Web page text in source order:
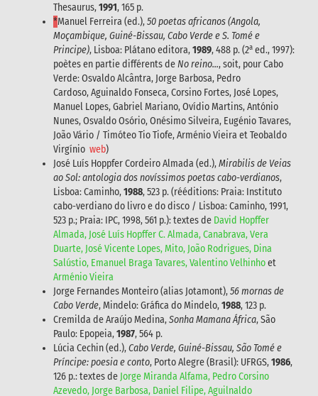
Thesaurus,1991, 165 p.
*Manuel Ferreira (ed.),50 poetas africanos (Angola,
Moçambique, Guiné-Bissau, Cabo Verde e S. Tomé e
Principe), Lisboa: Plátano editora,1989, 488 p. (2a ed., 1997):
poètes en partie différents deNo reino..., soit, pour Cabo
Verde: Osvaldo Alcântra, Jorge Barbosa, Pedro
Cardoso, Aguinaldo Fonseca, Corsino Fortes, José Lopes,
Manuel Lopes, Gabriel Mariano, Ovídio Martins, António
Nunes, Osvaldo Osório, Onésimo Silveira, Eugénio Tavares,
João Vário / Timóteo Tio Tiofe, Arménio Vieira et Teobaldo
Virgínio web)
José Luís Hoppfer Cordeiro Almada (ed.),Mirabilis de Veias
ao Sol: antologia dos novíssimos poetas cabo-verdianos,
Lisboa: Caminho,1988, 523 p. (rééditions: Praia: Instituto
cabo-verdiano do livro e do disco / Lisboa: Caminho, 1991,
523 p.; Praia: IPC, 1998, 561 p.): textes de David Hopffer
Almada, José Luís Hopffer C. Almada, Canabrava, Vera
Duarte, José Vicente Lopes, Mito, João Rodrigues, Dina
Salústio, Emanuel Braga Tavares, Valentino Velhinhoet
Arménio Vieira
Jorge Fernandes Monteiro (alias Jotamont),56 mornas de
Cabo Verde, Mindelo: Gráfica do Mindelo,1988, 123 p.
Cremilda de Araújo Medina,Sonha Mamana África, São
Paulo: Epopeia,1987, 564 p.
Lúcia Cechin (ed.),Cabo Verde, Guiné-Bissau, São Tomé e
Príncipe: poesia e conto, Porto Alegre (Brasil): UFRGS,1986,
126 p.: textes de Jorge Miranda Alfama, Pedro Corsino
Azevedo, Jorge Barbosa, Daniel Filipe, Aguilnaldo